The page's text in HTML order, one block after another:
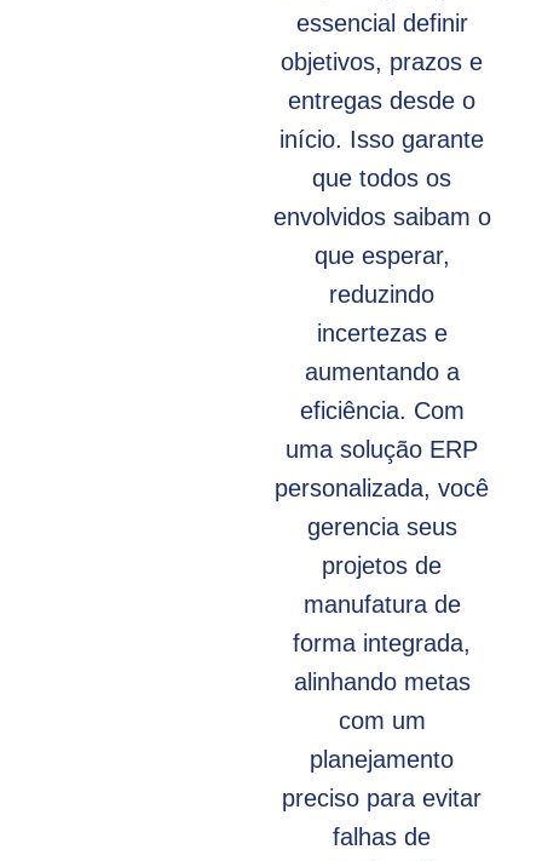
essencial definir
objetivos, prazos e
entregas desde o
início. Isso garante
que todos os
envolvidos saibam o
que esperar,
reduzindo
incertezas e
aumentando a
eficiência. Com
uma solução ERP
personalizada, você
gerencia seus
projetos de
manufatura de
forma integrada,
alinhando metas
com um
planejamento
preciso para evitar
falhas de